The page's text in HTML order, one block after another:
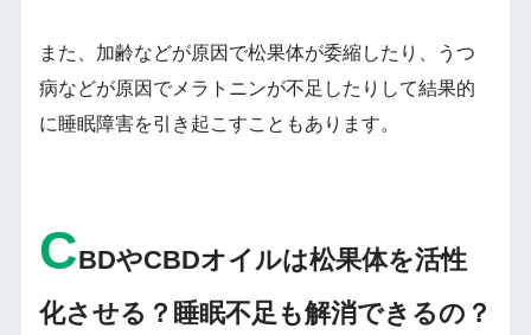
また、加齢などが原因で松果体が委縮したり、うつ
病などが原因でメラトニンが不足したりして結果的
に睡眠障害を引き起こすこともあります。
CBDやCBDオイルは松果体を活性
化させる？睡眠不足も解消できるの？